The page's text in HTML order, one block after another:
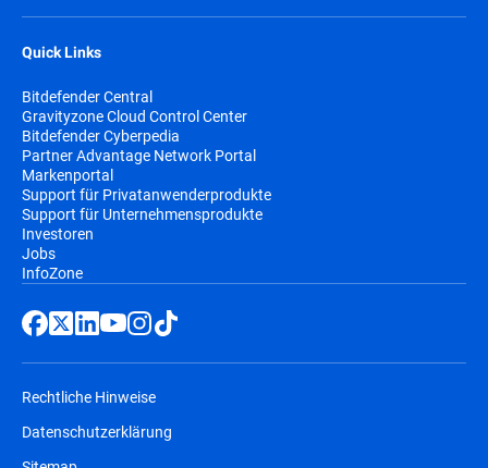
Quick Links
Bitdefender Central
Gravityzone Cloud Control Center
Bitdefender Cyberpedia
Partner Advantage Network Portal
Markenportal
Support für Privatanwenderprodukte
Support für Unternehmensprodukte
Investoren
Jobs
InfoZone
Rechtliche Hinweise
Datenschutzerklärung